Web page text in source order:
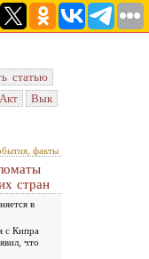
статью
Акт
Вык
факты
стран
в
с Кипра
что